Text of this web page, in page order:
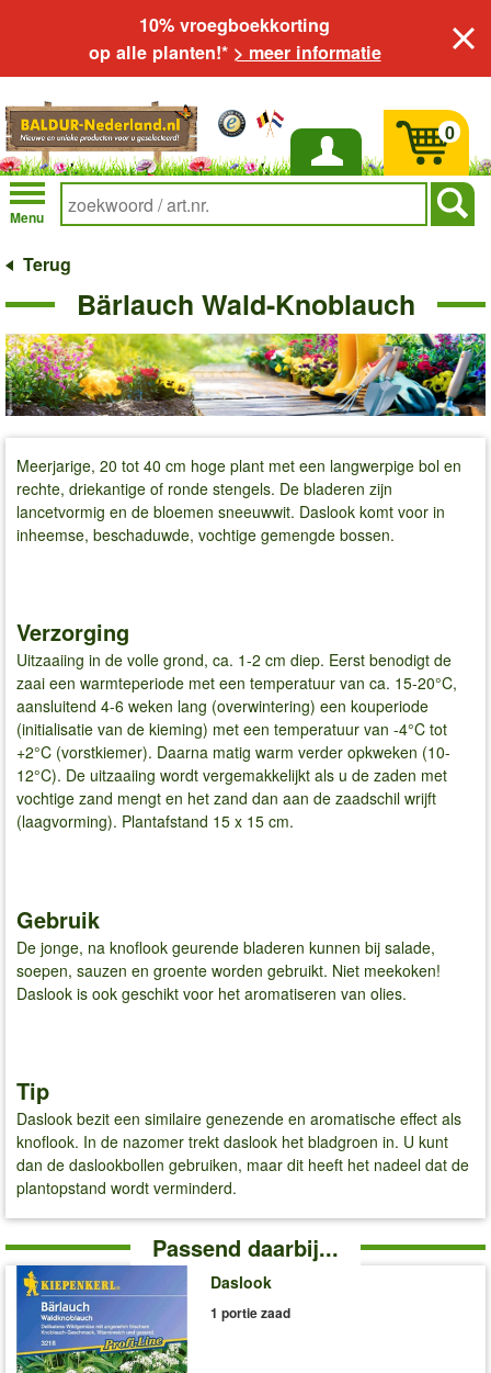
10% vroegboekkorting
op alle planten!* > meer informatie
Inloggen
Menu
0
Terug
Bärlauch Wald-Knoblauch
Meerjarige, 20 tot 40 cm hoge plant met een langwerpige bol en
rechte, driekantige of ronde stengels. De bladeren zijn
lancetvormig en de bloemen sneeuwwit. Daslook komt voor in
inheemse, beschaduwde, vochtige gemengde bossen.
Verzorging
Uitzaaiing in de volle grond, ca. 1-2 cm diep. Eerst benodigt de
zaai een warmteperiode met een temperatuur van ca. 15-20°C,
aansluitend 4-6 weken lang (overwintering) een kouperiode
(initialisatie van de kieming) met een temperatuur van -4°C tot
+2°C (vorstkiemer). Daarna matig warm verder opkweken (10-
12°C). De uitzaaiing wordt vergemakkelijkt als u de zaden met
vochtige zand mengt en het zand dan aan de zaadschil wrijft
(laagvorming). Plantafstand 15 x 15 cm.
Gebruik
De jonge, na knoflook geurende bladeren kunnen bij salade,
soepen, sauzen en groente worden gebruikt. Niet meekoken!
Daslook is ook geschikt voor het aromatiseren van olies.
Tip
Daslook bezit een similaire genezende en aromatische effect als
knoflook. In de nazomer trekt daslook het bladgroen in. U kunt
dan de daslookbollen gebruiken, maar dit heeft het nadeel dat de
plantopstand wordt verminderd.
Passend daarbij...
Daslook
1 portie zaad